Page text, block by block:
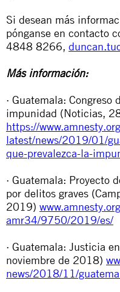
Si desean más
pónganse en contacto
4848 8266,
Más información:
· Guatemala: Congreso
impunidad (Noticias,
https://
latest/news/2019/01/
que-prevalezca-la-
· Guatemala: Proyecto
por delitos graves
2019)
amr34/9750/2019/es/
· Guatemala: Justicia
noviembre de 2018)
news/2018/11/